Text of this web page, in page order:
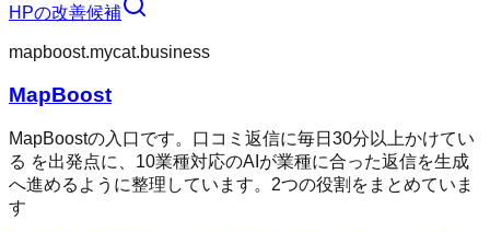
HPの改善候補
mapboost.mycat.business
MapBoost
MapBoostの入口です。口コミ返信に毎日30分以上かけてい
る を出発点に、10業種対応のAIが業種に合った返信を生成
へ進めるように整理しています。2つの役割をまとめていま
す